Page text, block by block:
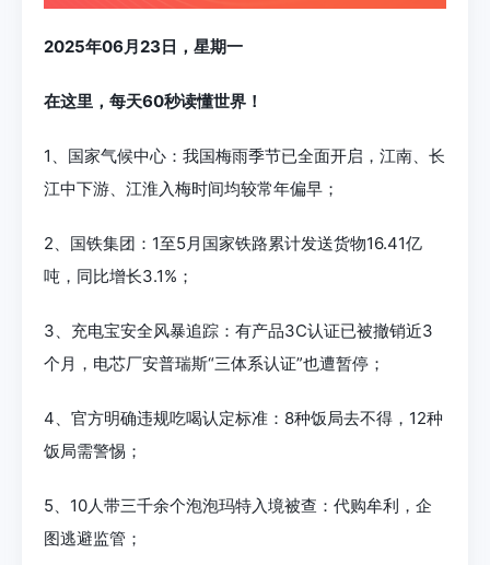
2025年06月23日，星期一
在这里，每天60秒读懂世界！
1、国家气候中心：我国梅雨季节已全面开启，江南、长
江中下游、江淮入梅时间均较常年偏早；
2、国铁集团：1至5月国家铁路累计发送货物16.41亿
吨，同比增长3.1%；
3、充电宝安全风暴追踪：有产品3C认证已被撤销近3
个月，电芯厂安普瑞斯“三体系认证”也遭暂停；
4、官方明确违规吃喝认定标准：8种饭局去不得，12种
饭局需警惕；
5、10人带三千余个泡泡玛特入境被查：代购牟利，企
图逃避监管；